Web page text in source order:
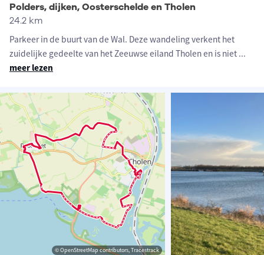
Polders, dijken, Oosterschelde en Tholen
24.2 km
Parkeer in de buurt van de Wal. Deze wandeling verkent het
zuidelijke gedeelte van het Zeeuwse eiland Tholen en is niet ...
meer lezen
© OpenStreetMap contributors, Tracestrack